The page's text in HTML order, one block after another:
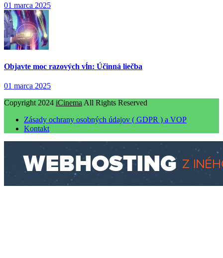
01 marca 2025
Objavte moc razových vĺn: Účinná liečba
01 marca 2025
Copyright 2024 iCinemaAll Rights Reserved
Zásady ochrany osobných údajov ( GDPR ) a VOP
Kontakt